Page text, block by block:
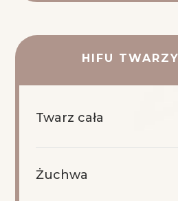
HIFU
Twarz cała
Żuchwa